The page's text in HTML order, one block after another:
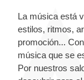
La música está
estilos, ritmos,
promoción... Con
música que se
Por nuestros